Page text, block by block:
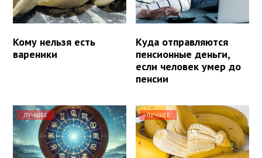
Кому нельзя есть
вареники
Куда отправляются
пенсионные деньги,
если человек умер до
пенсии
ЛУЧШЕЕ ЛУЧШЕЕ